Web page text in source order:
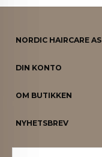
NORDIC HAIRCARE AS
DIN KONTO
OM BUTIKKEN
NYHETSBREV
PARTNERE